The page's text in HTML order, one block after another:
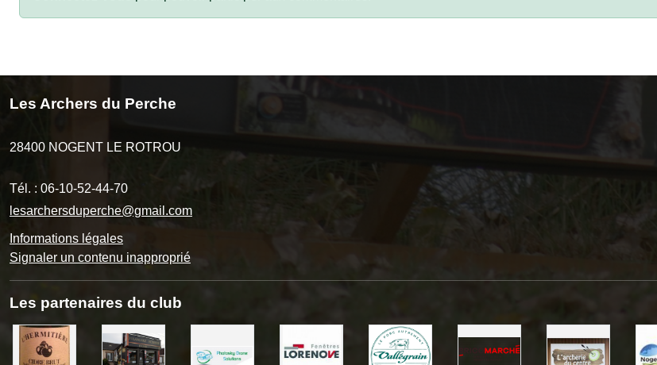
Les Archers du Perche
28400 NOGENT LE ROTROU
Tél. : 06-10-52-44-70
lesarchersduperche@gmail.com
Informations légales
Signaler un contenu inapproprié
Les partenaires du club